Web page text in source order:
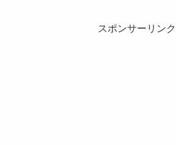
スポンサーリンク